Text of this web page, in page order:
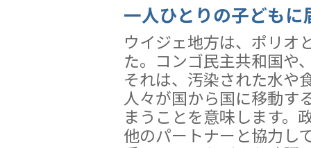
一人ひとりの子どもに
ウイジェ地方は、ポリオ
た。コンゴ民主共和国や
それは、汚染された水や
人々が国から国に移動す
まうことを意味します。
他のパートナーと協力し